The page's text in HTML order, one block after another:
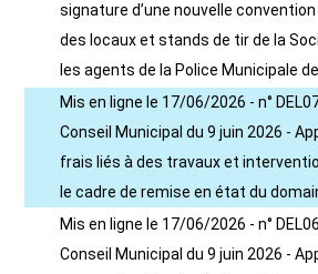
signature d’une nouvelle
des locaux et stands de tir de la
les agents de la Police Municipale
Mis en ligne le 17/06/2026 - n°
Conseil Municipal du 9 juin 2026 -
frais liés à des travaux et
le cadre de remise en état du
Mis en ligne le 17/06/2026 - n°
Conseil Municipal du 9 juin 2026 -